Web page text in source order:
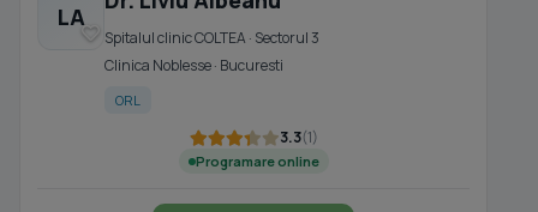
LA
Spitalul clinic COLTEA · Sectorul 3
Clinica Noblesse · Bucuresti
ORL
3.3(1)
Programare online